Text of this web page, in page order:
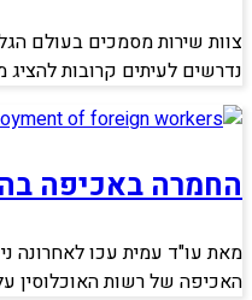
צוות שירות מסמכים בעולם
נדרשים לעיתים קרובות
החמרה באכיפה
מאת עו"ד עמית עכו לאחרונה
האכיפה של רשות האוכלוסין